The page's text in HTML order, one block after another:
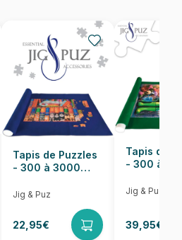
8682450142374
1000 pièces
68 x 48 cm
Tapis de Puzzles
- 300 à 3000
Jig & Puz
22,95€
Tapis de
- 300 à
Jig & Puz
39,95€